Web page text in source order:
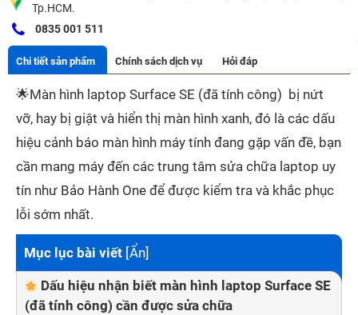
Tp.HCM.
0835 001 511
Chi tiết sản phẩm Chính sách dịch vụ Hỏi đáp
🌟Màn hình laptop Surface SE (đã tính công) bị nứt
vỡ, hay bị giật và hiển thị màn hình xanh, đó là các dấu
hiệu cảnh báo màn hình máy tính đang gặp vấn đề, bạn
cần mang máy đến các trung tâm sửa chữa laptop uy
tín như Bảo Hành One để được kiểm tra và khắc phục
lỗi sớm nhất.
Mục lục bài viết [Ẩn]
Dấu hiệu nhận biết màn hình laptop Surface SE
(đã tính công) cần được sửa chữa